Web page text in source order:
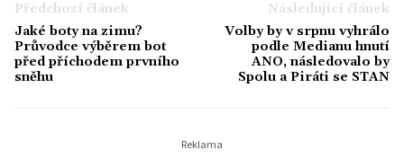
Předchozí článek
Jaké boty na zimu?
Průvodce výběrem bot
před příchodem prvního
sněhu
Následující článek
Volby by v srpnu vyhrálo
podle Medianu hnutí
ANO, následovalo by
Spolu a Piráti se STAN